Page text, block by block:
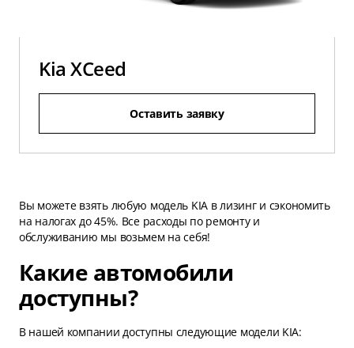
Kia XCeed
Оставить заявку
Вы можете взять любую модель KIA в лизинг и сэкономить
на налогах до 45%. Все расходы по ремонту и
обслуживанию мы возьмем на себя!
Какие автомобили
доступны?
В нашей компании доступны следующие модели KIA: